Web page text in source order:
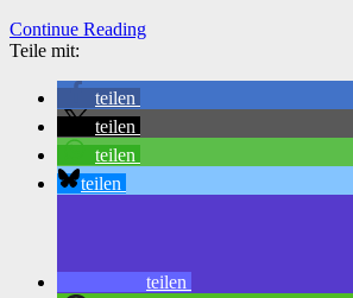
Continue Reading
Teile mit:
teilen
teilen
teilen
teilen
teilen